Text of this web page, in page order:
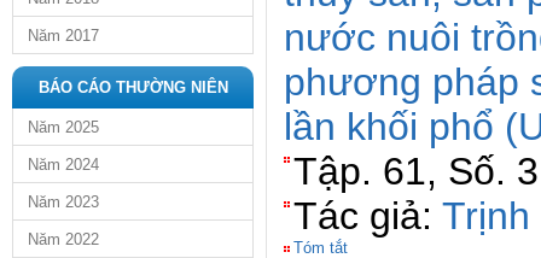
Năm 2017
BÁO CÁO THƯỜNG NIÊN
Năm 2025
Năm 2024
Năm 2023
Năm 2022
nước nuôi
phương pháp
lần khối phổ
Tập. 61, Số.
Tác giả:
Tóm tắt